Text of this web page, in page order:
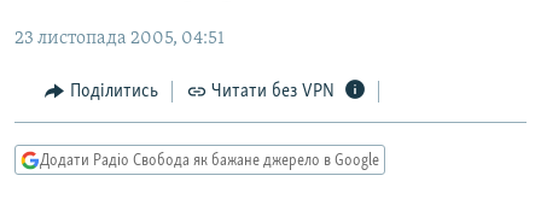
до
СПОРТ
УКРАЇНА
ТИ ЯК?
СХЕМИ
23 листопада 2005, 04:51
Поділитись Читати без VPN
Додати Радіо Свобода як бажане джерело в Google